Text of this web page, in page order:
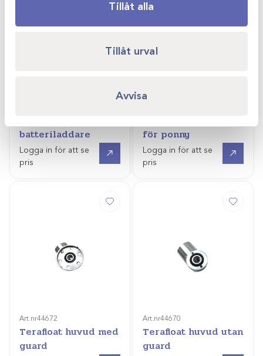
Tillåt alla
Tillåt urval
Avvisa
batteriladdare
Logga in för att se
pris
för ponny
Logga in för att se
pris
Art.nr44672
Terafloat huvud med
guard
Art.nr44670
Terafloat huvud utan
guard